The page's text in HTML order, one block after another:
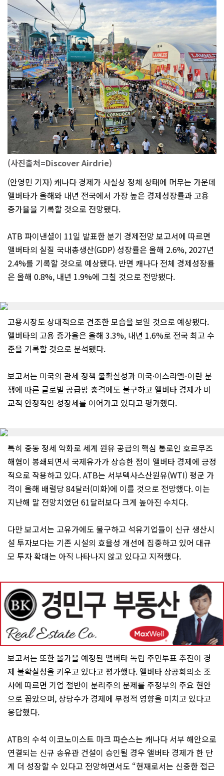
(사진출처=Discover Airdrie)
(안영민 기자) 캐나다 경제가 사실상 정체 상태에 머무는 가운데
앨버타가 올해와 내년 전국에서 가장 높은 경제성장률과 고용
증가율을 기록할 것으로 전망됐다.
ATB 파이낸셜이 11일 발표한 분기 경제전망 보고서에 따르면
앨버타의 실질 국내총생산(GDP) 성장률은 올해 2.6%, 2027년
2.4%를 기록할 것으로 예상됐다. 반면 캐나다 전체 경제성장률
은 올해 0.8%, 내년 1.9%에 그칠 것으로 전망됐다.
고용시장도 상대적으로 견조한 모습을 보일 것으로 예상됐다.
앨버타의 고용 증가율은 올해 3.3%, 내년 1.6%로 전국 최고 수
준을 기록할 것으로 분석됐다.
보고서는 미국의 관세 정책 불확실성과 미국·이스라엘-이란 분
쟁에 따른 글로벌 공급망 충격에도 불구하고 앨버타 경제가 비
교적 안정적인 성장세를 이어가고 있다고 평가했다.
특히 중동 정세 악화로 세계 원유 공급의 핵심 통로인 호르무즈
해협이 봉쇄되면서 국제유가가 상승한 점이 앨버타 경제에 긍정
적으로 작용하고 있다. ATB는 서부텍사스산원유(WTI) 평균 가
격이 올해 배럴당 84달러(미화)에 이를 것으로 전망했다. 이는
지난해 말 전망치였던 61달러보다 크게 높아진 수치다.
다만 보고서는 고유가에도 불구하고 석유기업들이 신규 생산시
설 투자보다는 기존 시설의 효율성 개선에 집중하고 있어 대규
모 투자 확대는 아직 나타나지 않고 있다고 지적했다.
보고서는 또한 올가을 예정된 앨버타 독립 주민투표 추진이 경
제 불확실성을 키우고 있다고 평가했다. 앨버타 상공회의소 조
사에 따르면 기업 절반이 분리주의 문제를 주정부의 주요 현안
으로 꼽았으며, 상당수가 경제에 부정적 영향을 미치고 있다고
응답했다.
ATB의 수석 이코노미스트 마크 파슨스는 캐나다 서부 해안으로
연결되는 신규 송유관 건설이 승인될 경우 앨버타 경제가 한 단
계 더 성장할 수 있다고 전망하면서도 “현재로서는 신중한 접근